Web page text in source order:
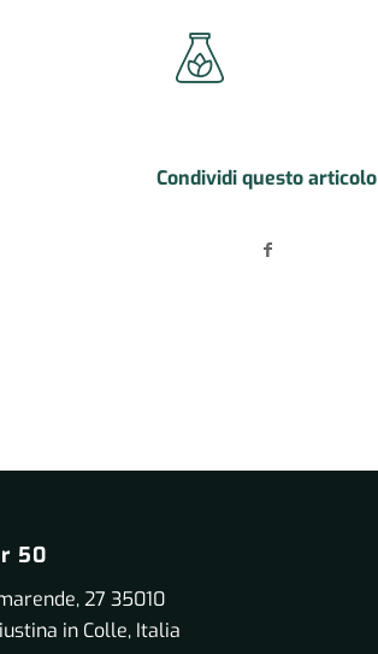
Condividi questo articolo
50
27 35010
in Colle, Italia